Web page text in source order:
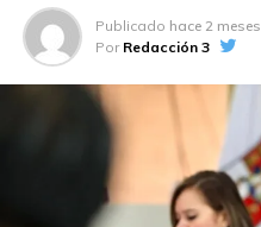
Publicado hace 2 meses
Por Redacción 3